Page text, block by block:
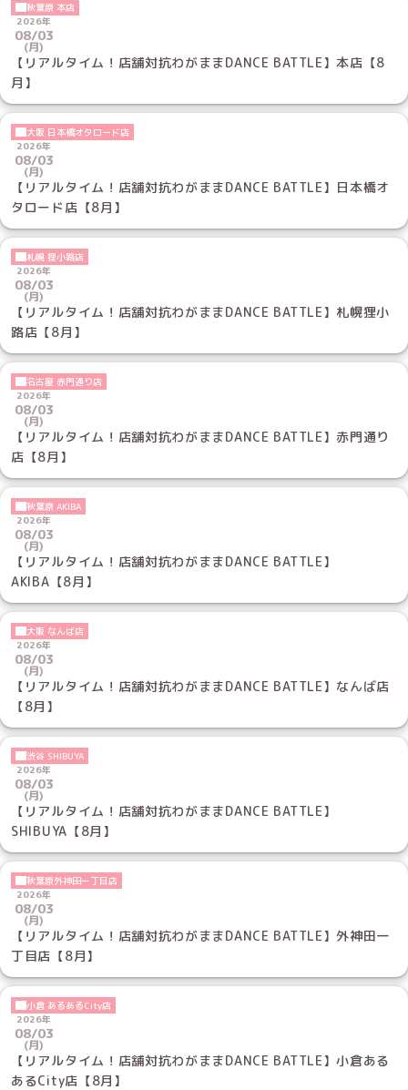
秋葉原 本店
2026年
08/03
(月)
【リアルタイム！店舗対抗わがままDANCE BATTLE】本店【8
月】
大阪 日本橋オタロード店
2026年
08/03
(月)
【リアルタイム！店舗対抗わがままDANCE BATTLE】日本橋オ
タロード店【8月】
札幌 狸小路店
2026年
08/03
(月)
【リアルタイム！店舗対抗わがままDANCE BATTLE】札幌狸小
路店【8月】
名古屋 赤門通り店
2026年
08/03
(月)
【リアルタイム！店舗対抗わがままDANCE BATTLE】赤門通り
店【8月】
秋葉原 AKIBA
2026年
08/03
(月)
【リアルタイム！店舗対抗わがままDANCE BATTLE】
AKIBA【8月】
大阪 なんば店
2026年
08/03
(月)
【リアルタイム！店舗対抗わがままDANCE BATTLE】なんば店
【8月】
渋谷 SHIBUYA
2026年
08/03
(月)
【リアルタイム！店舗対抗わがままDANCE BATTLE】
SHIBUYA【8月】
秋葉原外神田一丁目店
2026年
08/03
(月)
【リアルタイム！店舗対抗わがままDANCE BATTLE】外神田一
丁目店【8月】
小倉 あるあるCity店
2026年
08/03
(月)
【リアルタイム！店舗対抗わがままDANCE BATTLE】小倉ある
あるCity店【8月】